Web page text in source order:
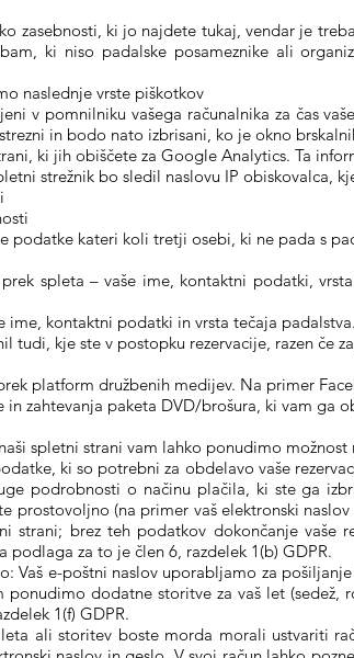
zasebnosti, ki jo najdete tukaj, vendar je
ki niso padalske posameznike ali
naslednje vrste piškotkov
v pomnilniku vašega računalnika za čas
in bodo nato izbrisani, ko je okno
ki jih obiščete za Google Analytics. Ta
strežnik bo sledil naslovu IP obiskovalca,
podatke kateri koli tretji osebi, ki ne pada s
spleta – vaše ime, kontaktni podatki,
ime, kontaktni podatki in vrsta tečaja padalstva.
tudi, kje ste v postopku rezervacije, razen če
platform družbenih medijev. Na primer
in zahtevanja paketa DVD/brošura, ki vam ga
spletni strani vam lahko ponudimo
ki so potrebni za obdelavo vaše
podrobnosti o načinu plačila, ki ste ga
prostovoljno (na primer vaš elektronski
strani; brez teh podatkov dokončanje vaše
podlaga za to je člen 6, razdelek 1(b) GDPR.
Vaš e-poštni naslov uporabljamo za
dodatne storitve za vaš let (sedež,
1(f) GDPR.
ali storitev boste morda morali ustvariti